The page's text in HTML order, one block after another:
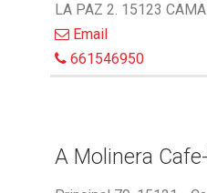
LA PAZ 2. 15123
Email
661546950
A Molinera